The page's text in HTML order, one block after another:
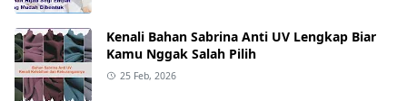
Kenali Bahan Sabrina Anti UV Lengkap Biar
Kamu Nggak Salah Pilih
25 Feb, 2026